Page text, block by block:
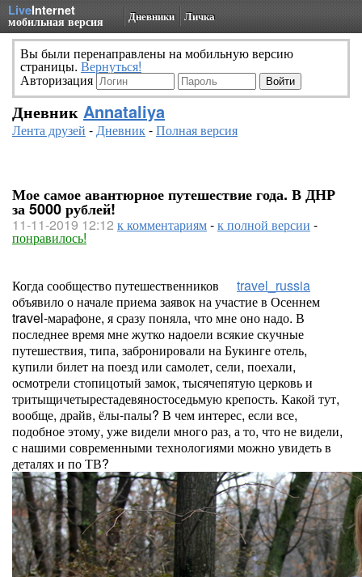
LiveInternet
мобильная версия Дневники Личка
Вы были перенаправлены на мобильную версию
страницы. Вернуться!
Авторизация
Дневник Annataliya
Лента друзей -Дневник-Полная версия
Мое самое авантюрное путешествие года. В ДНР
за 5000 рублей!
11-11-2019 12:12 к комментариям-к полной версии -
понравилось!
Когда сообщество путешественников
travel_russia
объявило о начале приема заявок на участие в Осеннем
travel-марафоне, я сразу поняла, что мне оно надо. В
последнее время мне жутко надоели всякие скучные
путешествия, типа, забронировали на Букинге отель,
купили билет на поезд или самолет, сели, поехали,
осмотрели стопицотый замок, тысячепятую церковь и
тритыщичетырестадевяностоседьмую крепость. Какой тут,
вообще, драйв, ёлы-палы? В чем интерес, если все,
подобное этому, уже видели много раз, а то, что не видели,
с нашими современными технологиями можно увидеть в
деталях и по ТВ?